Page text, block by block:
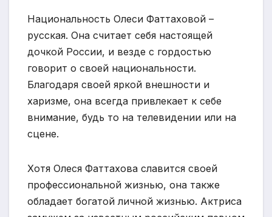
Национальность Олеси Фаттаховой –
русская. Она считает себя настоящей
дочкой России, и везде с гордостью
говорит о своей национальности.
Благодаря своей яркой внешности и
харизме, она всегда привлекает к себе
внимание, будь то на телевидении или на
сцене.
Хотя Олеся Фаттахова славится своей
профессиональной жизнью, она также
обладает богатой личной жизнью. Актриса